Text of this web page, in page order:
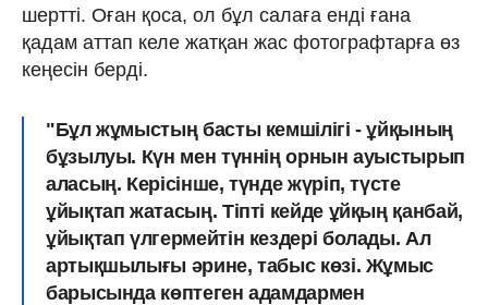
шертті. Оған қоса, ол бұл салаға енді ғана
қадам аттап келе жатқан жас фотографтарға өз
кеңесін берді.
"Бұл жұмыстыңбасты кемшілігі - ұйқының
бұзылуы. Күн мен түннің орнын ауыстырып
аласың. Керісінше, түнде жүріп, түсте
ұйықтап жатасың. Тіпті кейде ұйқың қанбай,
ұйықтап үлгермейтін кездері болады. Ал
артықшылығы әрине, табыс көзі. Жұмыс
барысында көптеген адамдармен